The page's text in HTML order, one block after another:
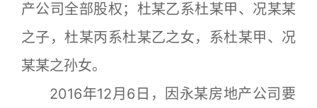
产公司全部股权；杜某乙系杜某甲、况某某
之子，杜某丙系杜某乙之女，系杜某甲、况
某某之孙女。
2016年12月6日，因永某房地产公司要